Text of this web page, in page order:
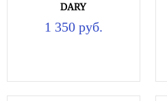
DARY
1 350 руб.